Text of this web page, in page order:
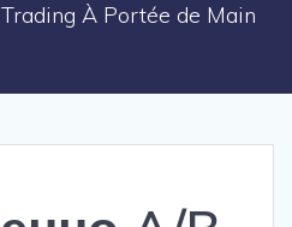
À Portée de Main